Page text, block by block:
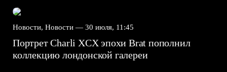
Новости, Новости — 30 июля, 11:45
Портрет Charli XCX эпохи Brat пополнил
коллекцию лондонской галереи